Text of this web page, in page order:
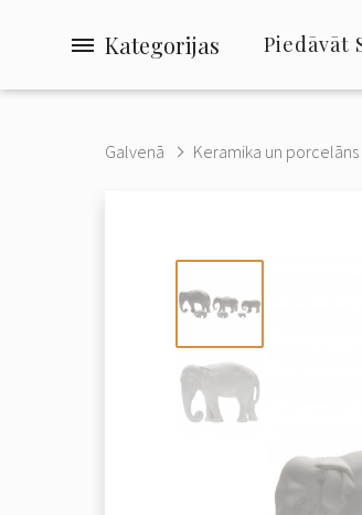
Kategorijas Piedāvāt
Galvenā Keramika un porcelāns